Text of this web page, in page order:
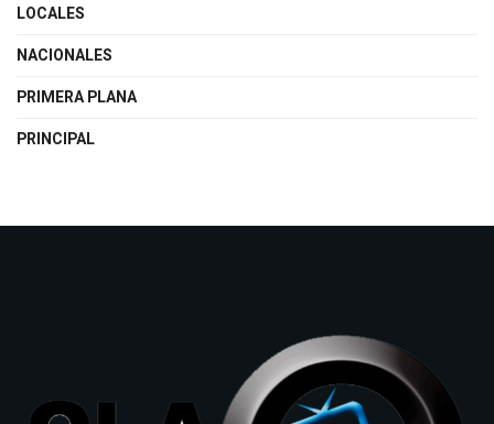
LOCALES
NACIONALES
PRIMERA PLANA
PRINCIPAL